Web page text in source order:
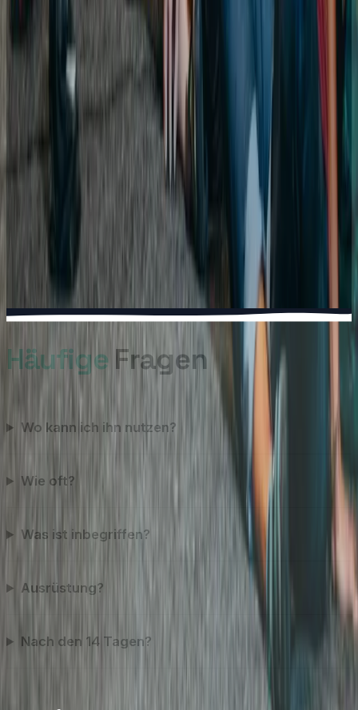
TOTEM Gland
Espace TOTEM situé à Gland (VD), près de Nyon et
Halle ansehen
Espace TOTEM situé à Vevey (VD), près de Montreux et
★ 4.6· 310 avisHalle ansehen →
HäufigeFragen
Wo kann ich ihn nutzen?
Wie oft?
Was ist inbegriffen?
Ausrüstung?
Nach den 14 Tagen?